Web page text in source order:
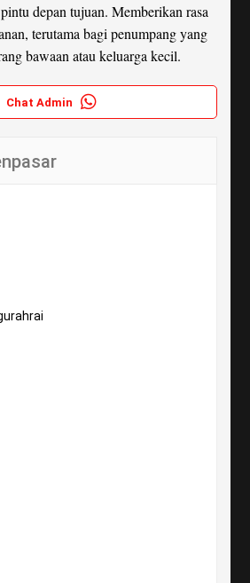
depan tujuan. Memberikan rasa
terutama bagi penumpang yang
bawaan atau keluarga kecil.
Chat Admin